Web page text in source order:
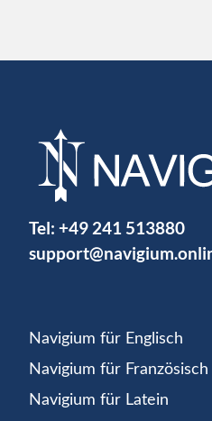
Tel: +49 241 513880
Navigium für Englisch
Navigium für Französisch
Navigium für Latein